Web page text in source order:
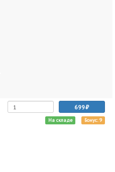
699
На складе Бонус: 9